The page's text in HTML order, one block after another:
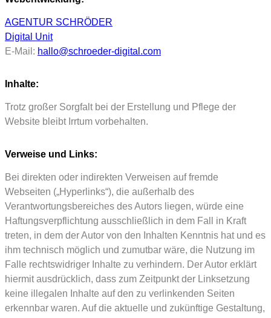
AGENTUR SCHRÖDER
Digital Unit
E-Mail: hallo@schroeder-digital.com
Inhalte:
Trotz großer Sorgfalt bei der Erstellung und Pflege der
Website bleibt Irrtum vorbehalten.
Verweise und Links:
Bei direkten oder indirekten Verweisen auf fremde
Webseiten („Hyperlinks“), die außerhalb des
Verantwortungsbereiches des Autors liegen, würde eine
Haftungsverpflichtung ausschließlich in dem Fall in Kraft
treten, in dem der Autor von den Inhalten Kenntnis hat und es
ihm technisch möglich und zumutbar wäre, die Nutzung im
Falle rechtswidriger Inhalte zu verhindern. Der Autor erklärt
hiermit ausdrücklich, dass zum Zeitpunkt der Linksetzung
keine illegalen Inhalte auf den zu verlinkenden Seiten
erkennbar waren. Auf die aktuelle und zukünftige Gestaltung,